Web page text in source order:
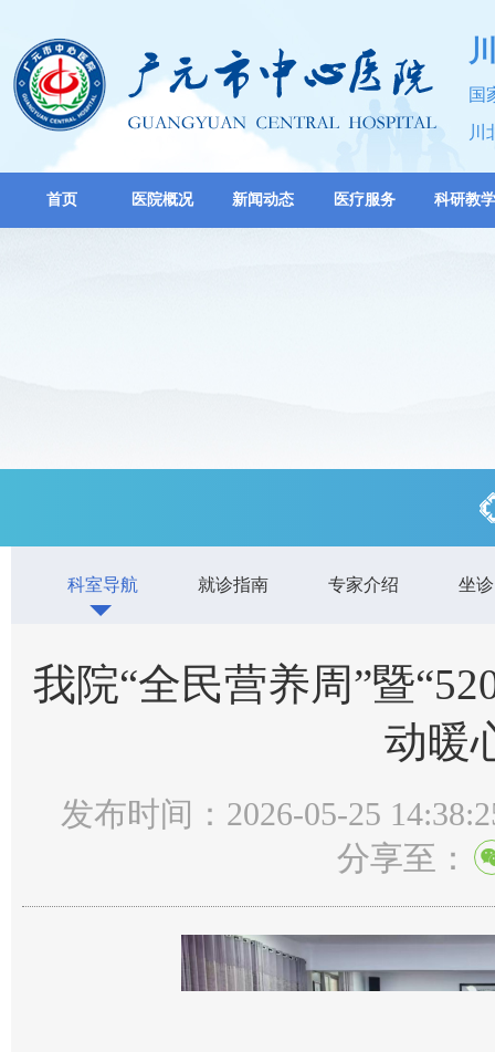
国
川
首页 医院概况 新闻动态 医疗服务 科研教学
科室导航 就诊指南 专家介绍 坐
我院“全民营养周”暨
动暖
发布时间：2026-05-25
分享至：